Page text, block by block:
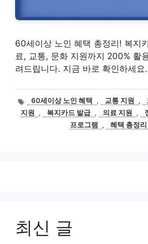
60세이상 노인 혜택 총정리! 복지
료, 교통, 문화 지원까지 200% 활
려드립니다. 지금 바로 확인하세요.
태
그
60세이상 노인 혜택 , 교통 지원 ,
지원
, 복지카드 발급 , 의료 지원 ,
프로그램
, 혜택 총정리
최신 글